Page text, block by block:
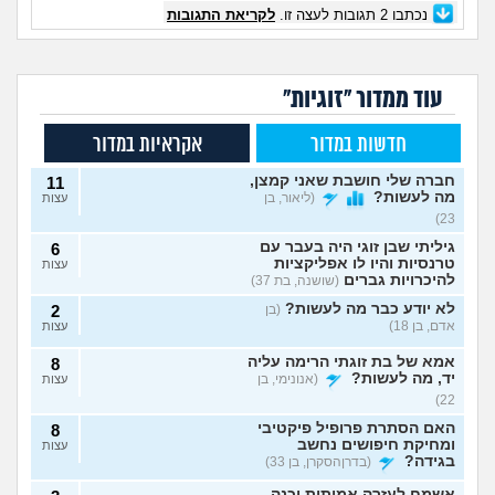
נכתבו 2 תגובות לעצה זו. לקריאת התגובות
עוד ממדור "זוגיות"
חדשות במדור אקראיות במדור
חברה שלי חושבת שאני קמצן,
מה לעשות?
(ליאור, בן
23)
11
עצות
גיליתי שבן זוגי היה בעבר עם
טרנסיות והיו לו אפליקציות
להיכרויות גברים (שושנה, בת 37)
6
עצות
לא יודע כבר מה לעשות? (בן
אדם, בן 18)
2
עצות
אמא של בת זוגתי הרימה עליה
יד, מה לעשות?
(אנונימי, בן
22)
8
עצות
האם הסתרת פרופיל פיקטיבי
ומחיקת חיפושים נחשב
בגידה?
(בדרןהסקרן, בן 33)
8
עצות